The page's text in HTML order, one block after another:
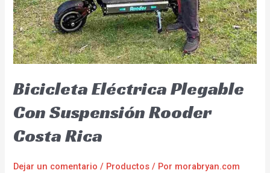
Bicicleta Eléctrica Plegable
Con Suspensión Rooder
Costa Rica
Dejar un comentario / Productos / Por morabryan.com